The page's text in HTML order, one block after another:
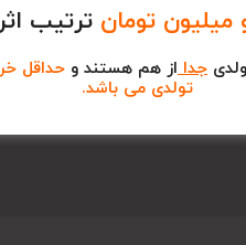
میلیون تومان ترتیب
جدا از هم هستند و حداقل
تولدی می باشد.